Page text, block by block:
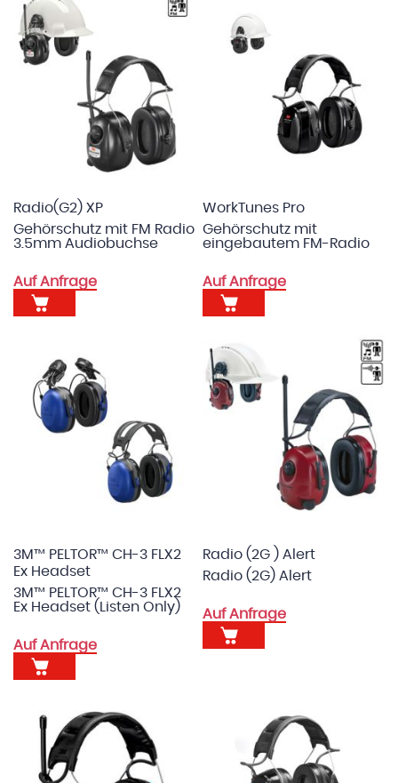
Radio(G2) XP
Gehörschutz mit FM Radio
3.5mm Audiobuchse
Auf Anfrage
WorkTunes Pro
Gehörschutz mit
eingebautem FM-Radio
Auf Anfrage
3M™ PELTOR™ CH-3 FLX2
Ex Headset
3M™ PELTOR™ CH-3 FLX2
Ex Headset (Listen Only)
Auf Anfrage
Radio (2G ) Alert
Radio (2G) Alert
Auf Anfrage